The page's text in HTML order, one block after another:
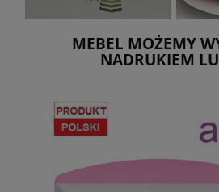
MEBEL MOŻEMY
NADRUKIEM